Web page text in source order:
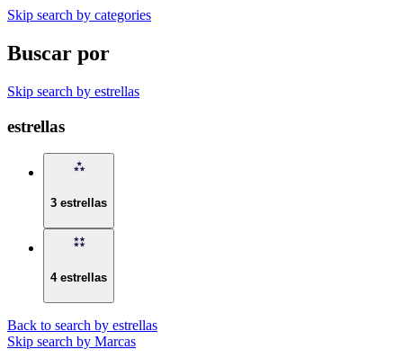
Skip search by categories
Buscar por
Skip search by estrellas
estrellas
3 estrellas
4 estrellas
Back to search by estrellas
Skip search by Marcas